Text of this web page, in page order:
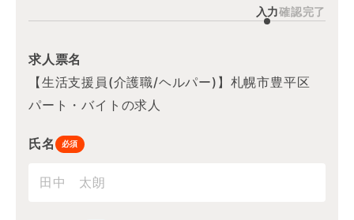
入力確認完了
求人票名
【生活支援員(介護職/ヘルパー)】札幌市豊平区
パート・バイトの求人
氏名 必須